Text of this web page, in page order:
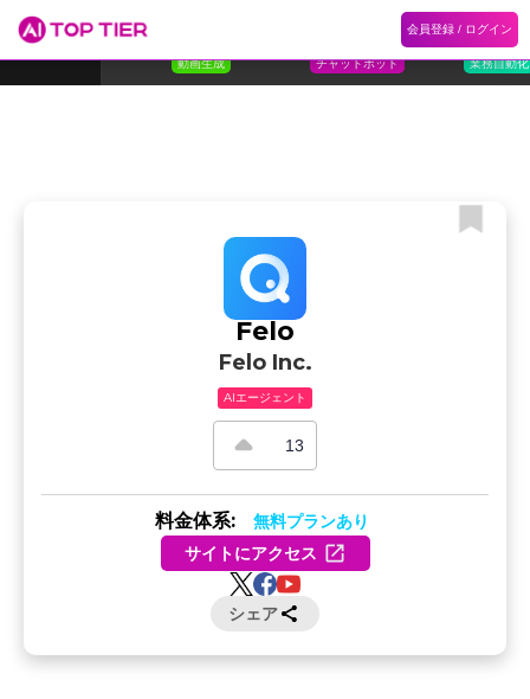
会員登録 / ログイン
ランキング
動画生成 チャットボット
3
Flokzu
業務自動化
Felo
Felo Inc.
AIエージェント
13
料金体系: 無料プランあり
サイトにアクセス
シェア
ホーム 記事